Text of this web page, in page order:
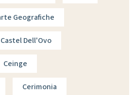
Geografiche
Castel Dell'Ovo
Ceinge
Cerimonia